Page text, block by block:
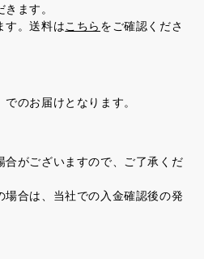
ます。
す。送料はこちら をご確認くださ
のお届けとなります。
合がございますので、ご了承くだ
場合は、当社での入金確認後の発